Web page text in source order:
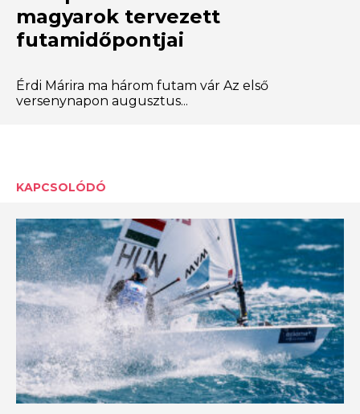
magyarok tervezett
futamidőpontjai
Érdi Márira ma három futam vár Az első
versenynapon augusztus...
KAPCSOLÓDÓ